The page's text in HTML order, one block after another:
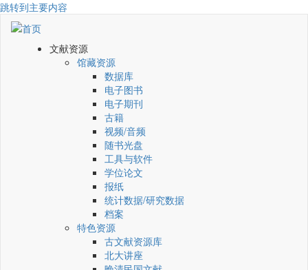
跳转到主要内容
文献资源
馆藏资源
数据库
电子图书
电子期刊
古籍
视频/音频
随书光盘
工具与软件
学位论文
报纸
统计数据/研究数据
档案
特色资源
古文献资源库
北大讲座